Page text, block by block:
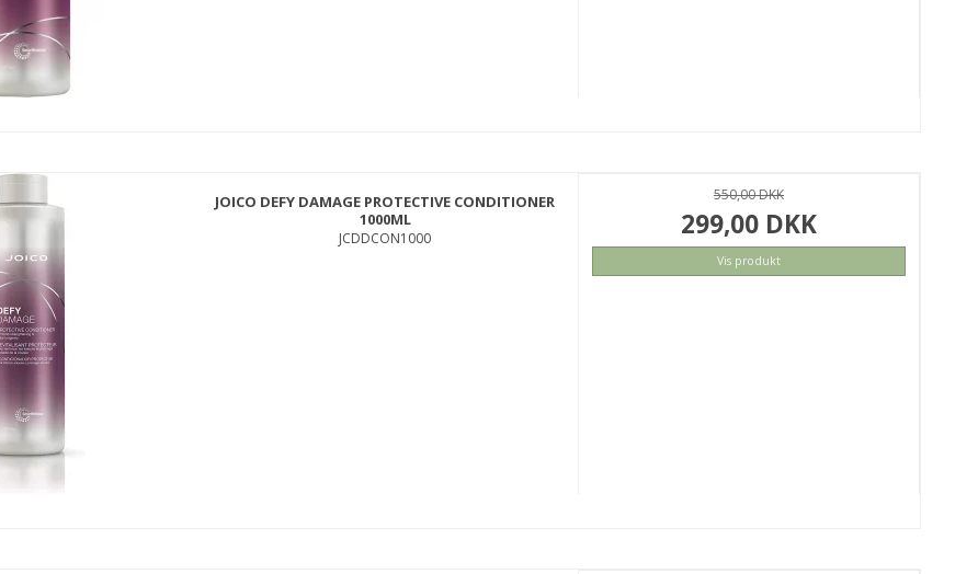
DAVINES LOVE CURL SHAMPOO 250 ML.
JOICO DEFY DAMAGE PROTECTIVE CONDITIONER
1000ML
JCDDCON1000
550,00 DKK
299,00 DKK
Vis produkt